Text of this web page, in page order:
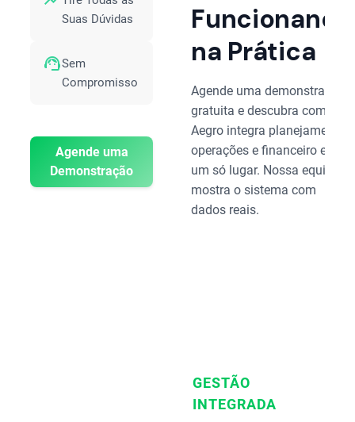
Funcionando
na Prática
Agende uma demonstração
gratuita e descubra como o
Aegro integra planejamento,
operações e financeiro em
um só lugar. Nossa equipe
mostra o sistema com
dados reais.
Suas Dúvidas
support_agentSem
Compromisso
Agende uma
Demonstração
GESTÃO
INTEGRADA